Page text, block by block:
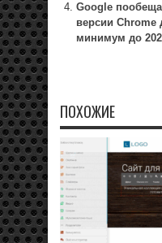
Google
версии Chrome
минимум до
ПОХОЖИЕ